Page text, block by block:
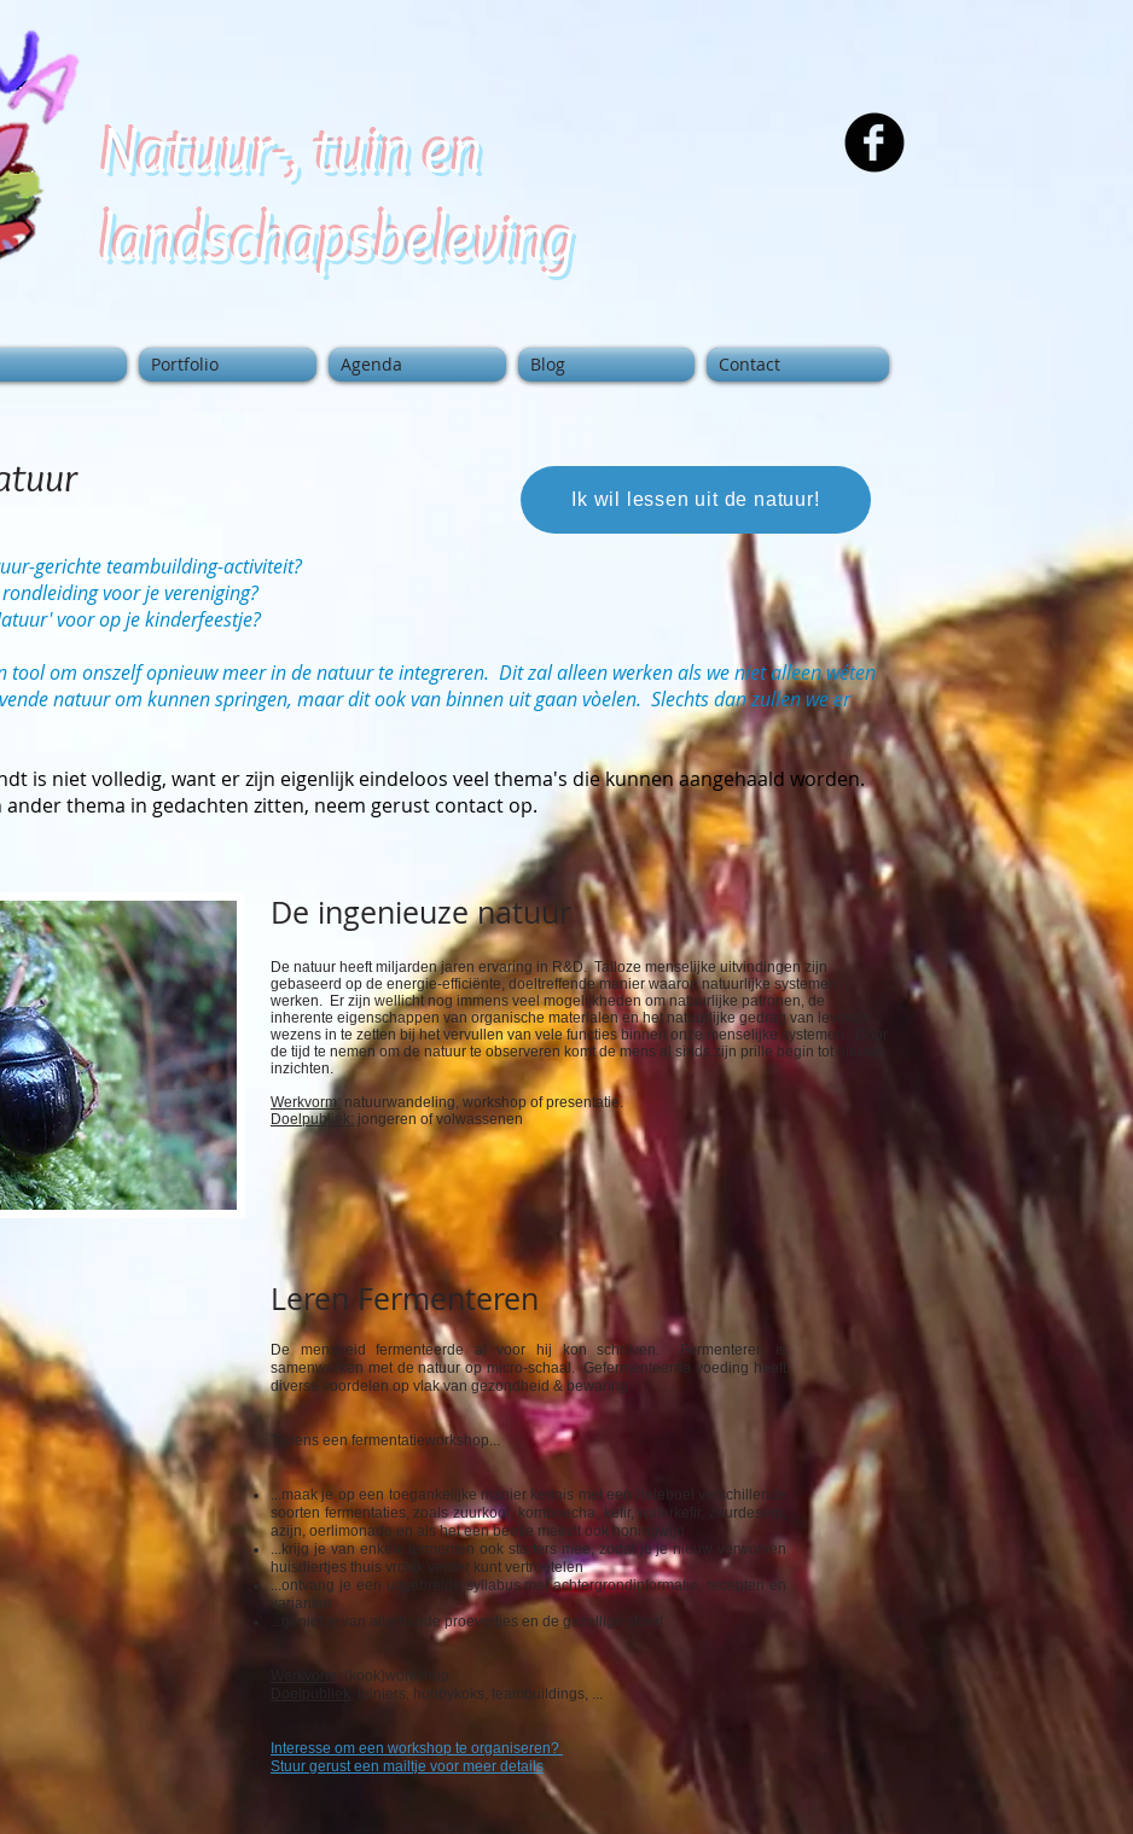
Natuur-, tuin en
landschapsbeleving
Portfolio Agenda Blog Contact
gerichte teambuilding-activiteit?
voor je vereniging?
voor op je kinderfeestje?
tool om onszelf opnieuw meer in de natuur te integreren. Dit zal alleen werken als we niet alleen wéten
natuur om kunnen springen, maar dit ook van binnen uit gaan vòelen. Slechts dan zullen we er
is niet volledig, want er zijn eigenlijk eindeloos veel thema's die kunnen aangehaald worden.
thema in gedachten zitten, neem gerust contact op.
Ik wil lessen uit de natuur!
De ingenieuze natuur
De natuur heeft miljarden jaren ervaring in R&D. Talloze menselijke uitvindingen zijn
gebaseerd op de energie-efficiënte, doeltreffende manier waarop natuurlijke systemen
werken. Er zijn wellicht nog immens veel mogelijkheden om natuurlijke patronen, de
inherente eigenschappen van organische materialen en het natuurlijke gedrag van levende
wezens in te zetten bij het vervullen van vele functies binnen onze menselijke systemen. Door
de tijd te nemen om de natuur te observeren komt de mens al sinds zijn prille begin tot nieuwe
inzichten.
Werkvorm: natuurwandeling, workshop of presentatie.
Doelpubliek: jongeren of volwassenen
Leren Fermenteren
De mensheid fermenteerde al voor hij kon schrijven. Fermenteren is
samenwerken met de natuur op micro-schaal. Gefermenteerde voeding heeft
diverse voordelen op vlak van gezondheid & bewaring.
Tijdens een fermentatieworkshop...
...maak je op een toegankelijke manier kennis met een heleboel verschillende
soorten fermentaties, zoals zuurkool, komboecha, kefir, waterkefir, zuurdesem,
azijn, oerlimonade en als het een beetje meezit ook honingwijn
...krijg je van enkele fermenten ook starters mee, zodat je je nieuw verworven
huisdiertjes thuis vrolijk verder kunt vertroetelen
...ontvang je een uitgebreide syllabus met achtergrondinformatie, recepten en
varianten
...geniet je van allerhande proevertjes en de gezellige sfeer!
Werkvorm: (kook)workshop
: tuiniers, hobbykoks, teambuildings, ...
Interesse om een workshop te organiseren?
Stuur gerust een mailtje voor meer details